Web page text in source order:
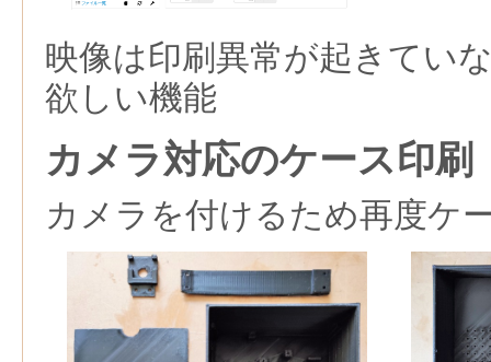
映像は印刷異常が起きてい
欲しい機能
カメラ対応のケース印刷
カメラを付けるため再度ケ